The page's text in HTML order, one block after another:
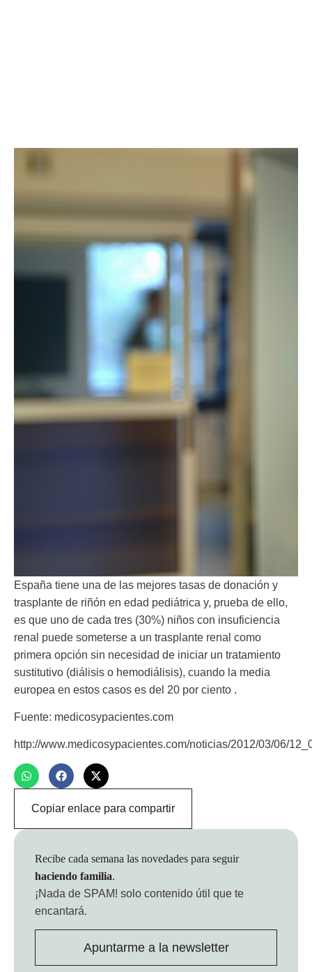
España tiene una de las mejores tasas de donación y
trasplante de riñón en edad pediátrica y, prueba de ello,
es que uno de cada tres (30%) niños con insuficiencia
renal puede someterse a un trasplante renal como
primera opción sin necesidad de iniciar un tratamiento
sustitutivo (diálisis o hemodiálisis), cuando la media
europea en estos casos es del 20 por ciento .
Fuente: medicosypacientes.com
http://www.medicosypacientes.com/noticias/2012/03/06/
Copiar enlace para compartir
Recibe cada semana las novedades para seguir
haciendo familia.
¡Nada de SPAM! solo contenido útil que te
encantará.
Apuntarme a la newsletter